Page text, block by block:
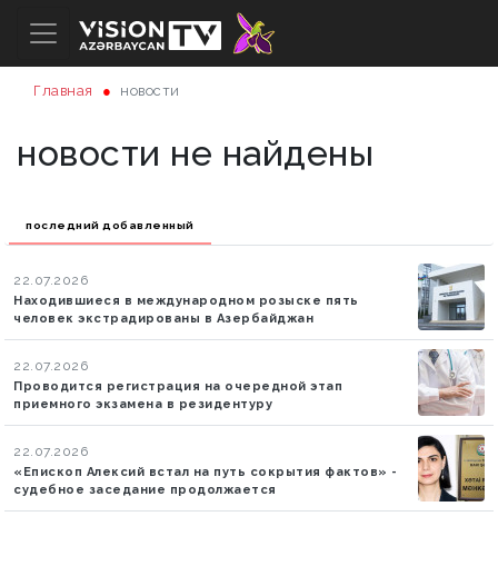
Главная новости
новости не найдены
последний добавленный
22.07.2026
Находившиеся в международном розыске пять
человек экстрадированы в Азербайджан
22.07.2026
Проводится регистрация на очередной этап
приемного экзамена в резидентуру
22.07.2026
«Епископ Алексий встал на путь сокрытия фактов» -
судебное заседание продолжается